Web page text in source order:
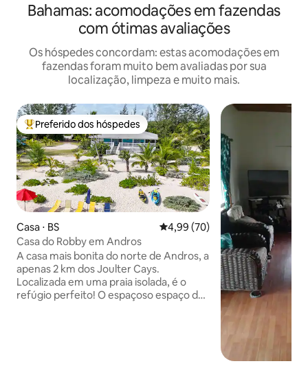
Bahamas: acomodações em fazendas
com ótimas avaliações
Os hóspedes concordam: estas acomodações em
fazendas foram muito bem avaliadas por sua
localização, limpeza e muito mais.
Entre os melhores preferidos dos hóspedes
Preferido dos hóspedes
Casa ⋅ BS 4,99 de uma avaliação média
4,99 (70)
Casa do Robby em Andros
A casa mais bonita do norte de Andros, a
apenas 2 km dos Joulter Cays.
Localizada em uma praia isolada, é o
refúgio perfeito! O espaçoso espaço de